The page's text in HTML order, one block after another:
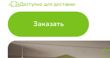
Доступно для доставки
Заказать